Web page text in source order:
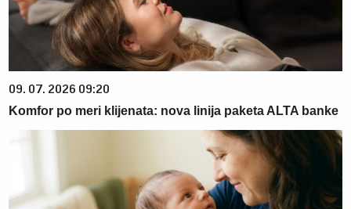
09. 07. 2026 09:20
Komfor po meri klijenata: nova linija paketa ALTA banke